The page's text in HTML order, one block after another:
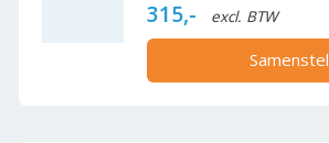
315,- excl. BTW